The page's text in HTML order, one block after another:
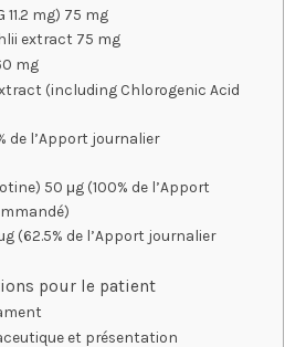
11.2 mg) 75 mg
extract 75 mg
mg
(including Chlorogenic Acid
de l’Apport journalier
50 μg (100% de l’Apport
(62.5% de l’Apport journalier
pour le patient
et présentation